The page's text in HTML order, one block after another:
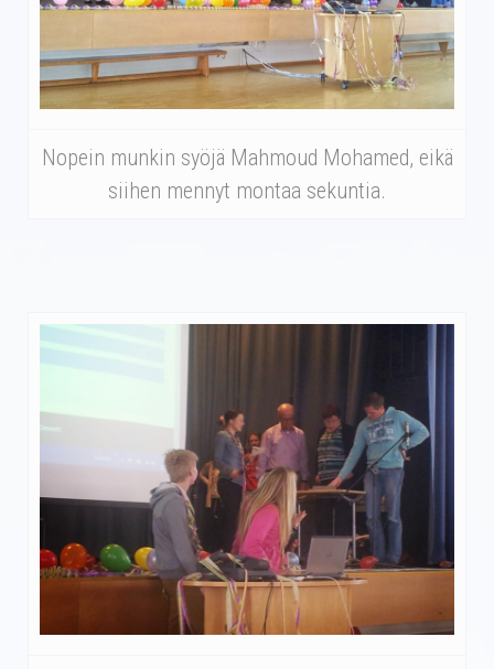
Nopein munkin syöjä Mahmoud Mohamed, eikä
siihen mennyt montaa sekuntia.